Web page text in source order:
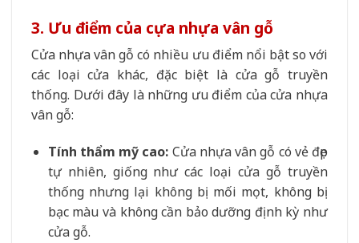
3. Ưu điểm của cựa nhựa vân gỗ
Cửa nhựa vân gỗ có nhiều ưu điểm nổi bật so với
các loại cửa khác, đặc biệt là cửa gỗ truyền
thống. Dưới đây là những ưu điểm của cửa nhựa
vân gỗ:
Tính thẩm mỹ cao: Cửa nhựa vân gỗ có vẻ đẹp
tự nhiên, giống như các loại cửa gỗ truyền
thống nhưng lại không bị mối mọt, không bị
bạc màu và không cần bảo dưỡng định kỳ như
cửa gỗ.